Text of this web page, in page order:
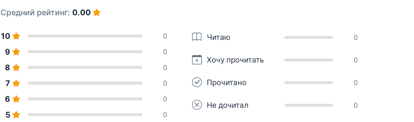
Средний рейтинг: 0.00
10 0
9 0
8 0
7 0
6 0
5 0
Читаю 0
Хочу прочитать 0
Прочитано 0
Не дочитал 0